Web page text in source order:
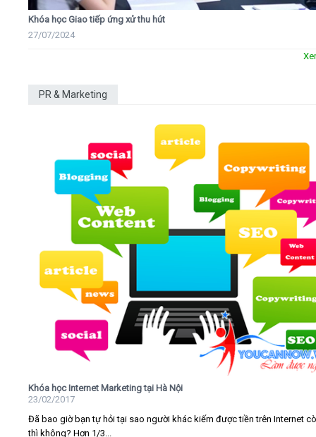
Khóa học Giao tiếp ứng xử thu hút
27/07/2024
PR & Marketing
Khóa học Internet Marketing tại Hà Nội
23/02/2017
Đã bao giờ bạn tự hỏi tại sao người khác kiếm được tiền trên Internet
thì không? Hơn 1/3...